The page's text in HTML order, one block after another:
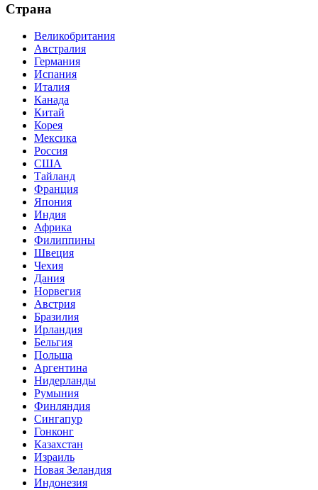
Страна
Великобритания
Австралия
Германия
Испания
Италия
Канада
Китай
Корея
Мексика
Россия
США
Тайланд
Франция
Япония
Индия
Африка
Филиппины
Швеция
Чехия
Дания
Норвегия
Австрия
Бразилия
Ирландия
Бельгия
Польша
Аргентина
Нидерланды
Румыния
Финляндия
Сингапур
Гонконг
Казахстан
Израиль
Новая Зеландия
Индонезия